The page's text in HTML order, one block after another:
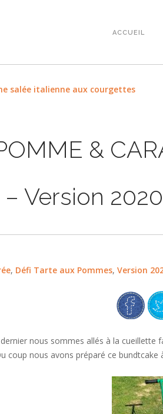
ACCUEIL
salée italienne aux courgettes
&
– Version 2020
, Défi Tarte aux Pommes, Version
nous sommes allés à la
coup nous avons préparé ce bundtcake